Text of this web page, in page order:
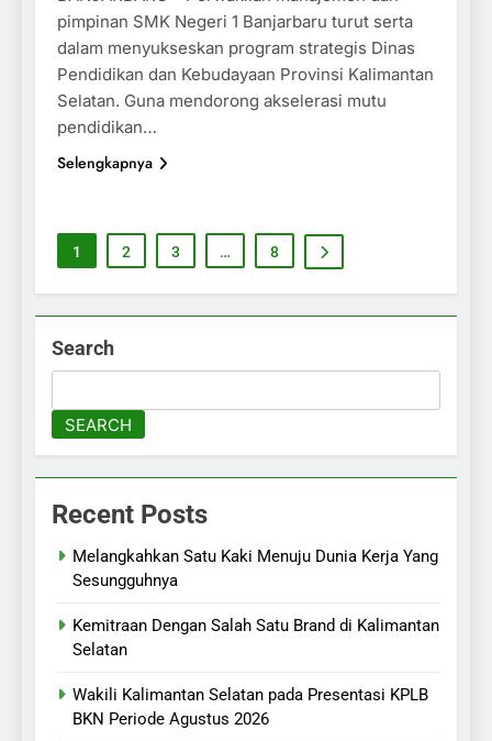
pimpinan SMK Negeri 1 Banjarbaru turut serta
dalam menyukseskan program strategis Dinas
Pendidikan dan Kebudayaan Provinsi Kalimantan
Selatan. Guna mendorong akselerasi mutu
pendidikan…
Selengkapnya
1 2 3 … 8
Search
SEARCH
Recent Posts
Melangkahkan Satu Kaki Menuju Dunia Kerja Yang
Sesungguhnya
Kemitraan Dengan Salah Satu Brand di Kalimantan
Selatan
Wakili Kalimantan Selatan pada Presentasi KPLB
BKN Periode Agustus 2026